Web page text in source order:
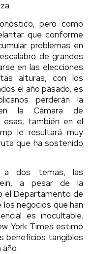
pero como
que conforme
problemas en
de grandes
en las elecciones
alturas, con los
el año pasado, es
perderán la
la Cámara de
también en el
le resultará muy
que ha sostenido
a dos temas, las
a pesar de la
el Departamento de
negocios que han
es inocultable,
York Times estimó
beneficios tangibles